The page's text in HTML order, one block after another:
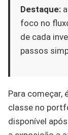
Destaque:
foco no
de cada
passos
Para começar,
classe no
disponível